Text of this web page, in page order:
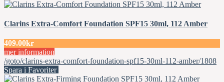
Clarins Extra-Comfort Foundation SPF15 30ml, 112 Amber
409.00kr
mer information
/goto/clarins-extra-comfort-foundation-spf15-30ml-112-amber/1808
Spara i Favoriter